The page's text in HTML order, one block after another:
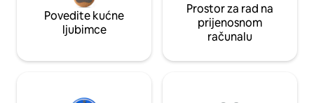
Povedite kućne
ljubimce
Prostor za rad na
prijenosnom
računalu